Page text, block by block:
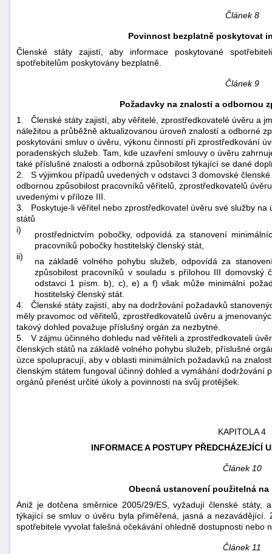
Článek 8
Povinnost bezplatně poskytovat
Členské státy zajistí, aby informace poskytované
spotřebitelům poskytovány bezplatně.
Článek 9
Požadavky na znalosti a odbornou
1.
Členské státy zajistí, aby věřitelé, zprostředkovatelé úvěru a
náležitou a průběžně aktualizovanou úroveň znalostí a odborné
poskytování smluv o úvěru, výkonu činností při zprostředkování
poradenských služeb. Tam, kde uzavření smlouvy o úvěru
také příslušné znalosti a odborná způsobilost týkající se dané
2.
S výjimkou případů uvedených v odstavci 3 domovské
odbornou způsobilost pracovníků věřitelů, zprostředkovatelů
uvedenými v příloze III.
3.
Poskytuje-li věřitel nebo zprostředkovatel úvěru své služby
států
i)
prostřednictvím pobočky, odpovídá za stanovení
pracovníků pobočky hostitelský členský stát,
ii)
na základě volného pohybu služeb, odpovídá za
způsobilost pracovníků v souladu s přílohou III domovský
odstavci 1 písm. b), c), e) a f) však může minimální
hostitelský členský stát.
4.
Členské státy zajistí, aby na dodržování požadavků
měly pravomoc od věřitelů, zprostředkovatelů úvěru a
takový dohled považuje příslušný orgán za nezbytné.
5.
V zájmu účinného dohledu nad věřiteli a zprostředkovateli
členských států na základě volného pohybu služeb, příslušné
úzce spolupracují, aby v oblasti minimálních požadavků na
členským státem fungoval účinný dohled a vymáhání dodržování
orgánů přenést určité úkoly a povinnosti na svůj protějšek.
KAPITOLA 4
INFORMACE A POSTUPY PŘEDCHÁZEJÍCÍ
Článek 10
Obecná ustanovení použitelná na
Aniž je dotčena směrnice 2005/29/ES, vyžadují členské státy,
týkající se smluv o úvěru byla přiměřená, jasná a nezavádějící.
spotřebitele vyvolat falešná očekávání ohledně dostupnosti nebo
Článek 11